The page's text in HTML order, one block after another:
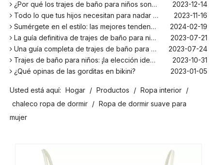
¿Por qué los trajes de baño para niños son más cómodos con elastano?
2023-12-14
Todo lo que tus hijos necesitan para nadar este verano
2023-11-16
Sumérgete en el estilo: las mejores tendencias en trajes de baño para niños de la temporada
2024-02-19
La guía definitiva de trajes de baño para niños: comodidad, diseño y seguridad
2023-07-21
Una guía completa de trajes de baño para niños: comodidad, estilo y seguridad para divertirse bajo el sol
2023-07-24
Trajes de baño para niños: ¡la elección ideal para tus hijos!
2023-10-31
¿Qué opinas de las gorditas en bikini?
2023-01-05
¡El principal fabricante de trajes de baño en Bali!
2024-02-22
¡Date un chapuzón con los trajes de baño para niños más populares de la temporada!
2024-02-02
Como cualquier otro traje, el bañador infantil: un espacio agradable para relajarse en la playa
Todo lo que tus hijos necesitan para nadar este verano
Sumérgete en el estilo: las mejores tendencias en trajes de baño para niños de la temporada
2024-02-19
Usted está aquí: Hogar / Productos / Ropa interior /
chaleco ropa de dormir / Ropa de dormir suave para
mujer